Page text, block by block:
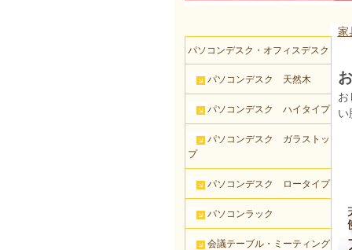
家
お
い
パソコンデスク・オフィスデスク
パソコンデスク 天然木
パソコンデスク ハイタイプ
パソコンデスク ガラストッ
プ
パソコンデスク ロータイプ
パソコンラック
会議テーブル・ミーティング